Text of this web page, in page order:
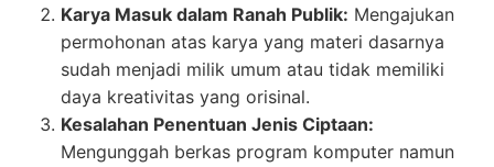
Karya Masuk dalam Ranah Publik: Mengajukan
permohonan atas karya yang materi dasarnya
sudah menjadi milik umum atau tidak memiliki
daya kreativitas yang orisinal.
Kesalahan Penentuan Jenis Ciptaan:
Mengunggah berkas program komputer namun